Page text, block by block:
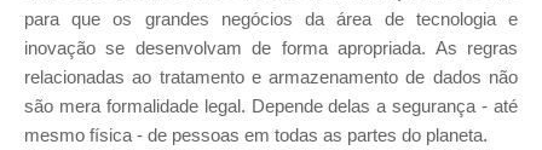
para que os grandes negócios da área de tecnologia e
inovação se desenvolvam de forma apropriada. As regras
relacionadas ao tratamento e armazenamento de dados não
são mera formalidade legal. Depende delas a segurança - até
mesmo física - de pessoas em todas as partes do planeta.